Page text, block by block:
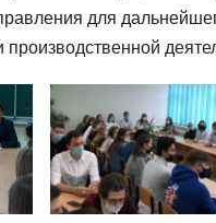
для
производственной